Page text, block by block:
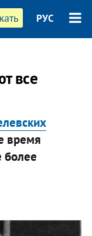
РУС
все
время
более